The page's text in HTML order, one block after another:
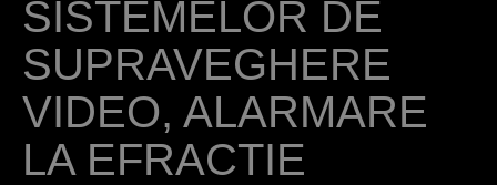
i
c
i
SISTEMELOR DE
SUPRAVEGHERE
VIDEO, ALARMARE
LA EFRACTIE